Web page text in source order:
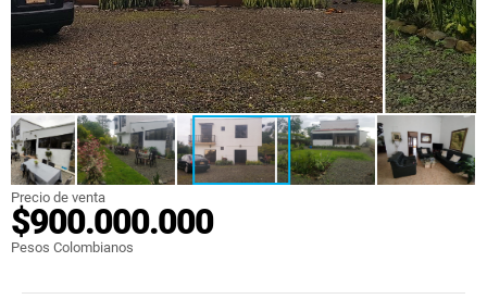
Precio de venta
$900.000.000
Pesos Colombianos